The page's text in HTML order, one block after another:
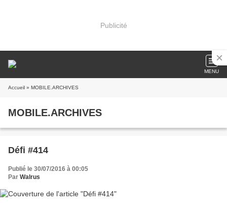
Publicité
MENU
Accueil » MOBILE.ARCHIVES
MOBILE.ARCHIVES
Défi #414
Publié le 30/07/2016 à 00:05
Par Walrus